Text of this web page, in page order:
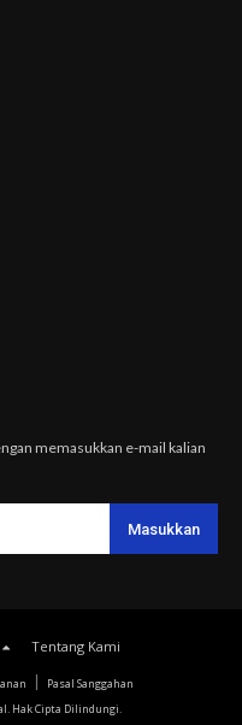
memasukkan e-mail kalian
Tentang Kami
Pasal Sanggahan
Hak Cipta Dilindungi.